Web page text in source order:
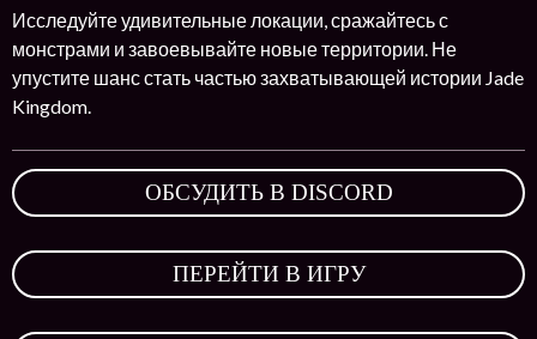
Исследуйте удивительные локации, сражайтесь с
монстрами и завоевывайте новые территории. Не
упустите шанс стать частью захватывающей истории Jade
Kingdom.
ОБСУДИТЬ В DISCORD
ПЕРЕЙТИ В ИГРУ